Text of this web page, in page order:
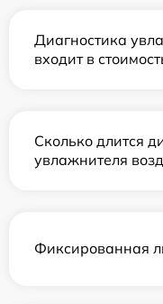
Диагностика
входит в
Сколько длится
увлажнителя
Фиксированная